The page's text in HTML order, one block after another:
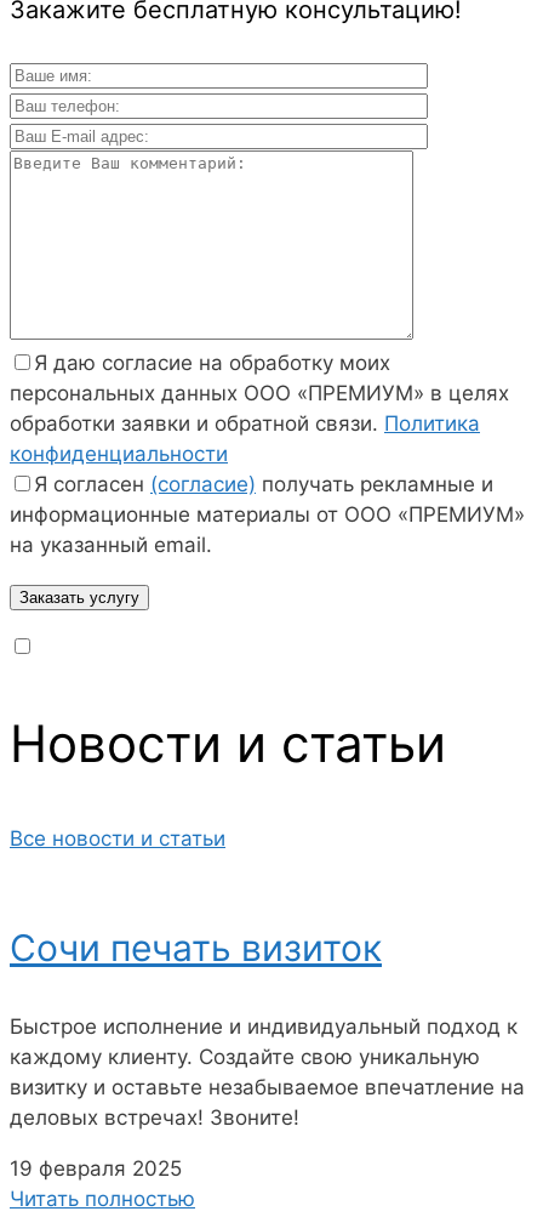
Закажите бесплатную консультацию!
Я даю согласие на обработку моих
персональных данных ООО «ПРЕМИУМ» в целях
обработки заявки и обратной связи. Политика
конфиденциальности
Я согласен (согласие) получать рекламные и
информационные материалы от ООО «ПРЕМИУМ»
на указанный email.
Новости и статьи
Все новости и статьи
Сочи печать визиток
Быстрое исполнение и индивидуальный подход к
каждому клиенту. Создайте свою уникальную
визитку и оставьте незабываемое впечатление на
деловых встречах! Звоните!
19 февраля 2025
Читать полностью